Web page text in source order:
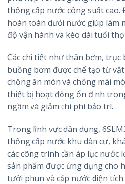
thống cấp nước công suất
hoàn toàn dưới nước giúp làm
độ vận hành và kéo dài tuổi
Các chi tiết như thân bơm, trục
buồng bơm được chế tạo từ
chống ăn mòn và chống mài
thiết bị hoạt động ổn định
ngầm và giảm chi phí bảo trì.
Trong lĩnh vực dân dụng,
thống cấp nước khu dân cư,
các công trình cần áp lực nước
sản phẩm được ứng dụng cho
tưới phun và cấp nước diện tích